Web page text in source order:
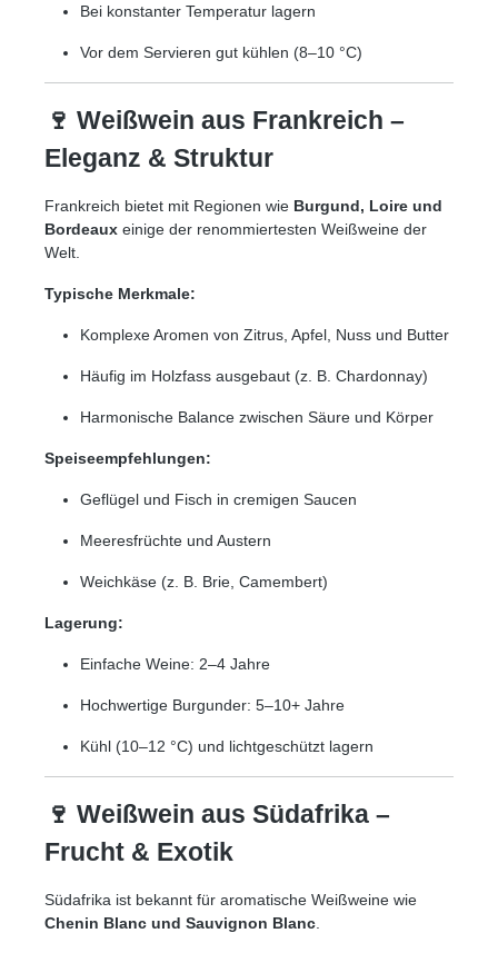
Bei konstanter Temperatur lagern
Vor dem Servieren gut kühlen (8–10 °C)
🍷 Weißwein aus Frankreich –
Eleganz & Struktur
Frankreich bietet mit Regionen wie Burgund, Loire und
Bordeaux einige der renommiertesten Weißweine der
Welt.
Typische Merkmale:
Komplexe Aromen von Zitrus, Apfel, Nuss und Butter
Häufig im Holzfass ausgebaut (z. B. Chardonnay)
Harmonische Balance zwischen Säure und Körper
Speiseempfehlungen:
Geflügel und Fisch in cremigen Saucen
Meeresfrüchte und Austern
Weichkäse (z. B. Brie, Camembert)
Lagerung:
Einfache Weine: 2–4 Jahre
Hochwertige Burgunder: 5–10+ Jahre
Kühl (10–12 °C) und lichtgeschützt lagern
🍷 Weißwein aus Südafrika –
Frucht & Exotik
Südafrika ist bekannt für aromatische Weißweine wie
Chenin Blanc und Sauvignon Blanc